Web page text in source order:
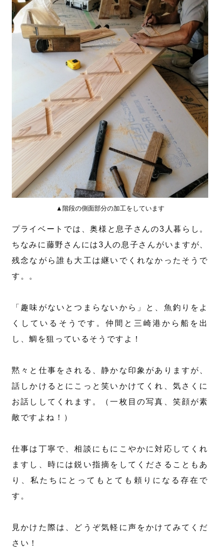
▲階段の側面部分の加工をしています
プライベートでは、奥様と息子さんの3人暮らし。
ちなみに藤野さんには3人の息子さんがいますが、
残念ながら誰も大工は継いでくれなかったそうで
す。。
「趣味がないとつまらないから」と、魚釣りをよ
くしているそうです。仲間と三崎港から船を出
し、鯛を狙っているそうですよ！
黙々と仕事をされる、静かな印象がありますが、
話しかけるとにこっと笑いかけてくれ、気さくに
お話ししてくれます。（一枚目の写真、笑顔が素
敵ですよね！）
仕事は丁寧で、相談にもにこやかに対応してくれ
ますし、時には鋭い指摘をしてくださることもあ
り、私たちにとってもとても頼りになる存在で
す。
見かけた際は、どうぞ気軽に声をかけてみてくだ
さい！